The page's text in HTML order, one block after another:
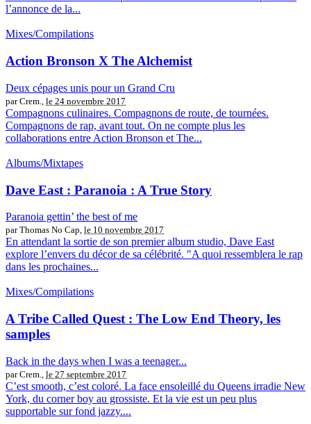
l’annonce de la...
Mixes/Compilations
Action Bronson X The Alchemist
Deux cépages unis pour un Grand Cru
par Crem., le 24 novembre 2017
Compagnons culinaires. Compagnons de route, de tournées.
Compagnons de rap, avant tout. On ne compte plus les
collaborations entre Action Bronson et The...
Albums/Mixtapes
Dave East : Paranoia : A True Story
Paranoia gettin’ the best of me
par Thomas No Cap, le 10 novembre 2017
En attendant la sortie de son premier album studio, Dave East
explore l’envers du décor de sa célébrité. "A quoi ressemblera le rap
dans les prochaines...
Mixes/Compilations
A Tribe Called Quest : The Low End Theory, les
samples
Back in the days when I was a teenager...
par Crem., le 27 septembre 2017
C’est smooth, c’est coloré. La face ensoleillé du Queens irradie New
York, du corner boy au grossiste. Et la vie est un peu plus
supportable sur fond jazzy....